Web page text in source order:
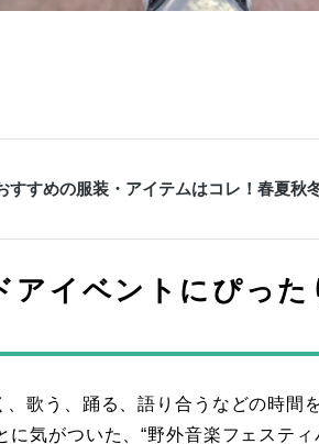
すすめの服装・アイテムはコレ！春夏秋
アイベントにぴっ
歌う、踊る、語り合うなどの時間
に気がついた、“野外音楽フェステ